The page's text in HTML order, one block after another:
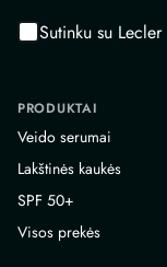
Sutinku su Lecler
PRODUKTAI
Veido serumai
Lakštinės kaukės
SPF 50+
Visos prekės